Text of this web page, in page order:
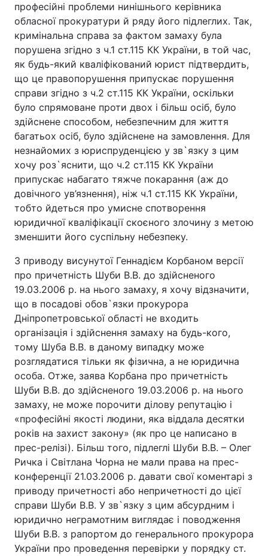
професійні проблеми нинішнього керівника
обласної прокуратури й ряду його підлеглих. Так,
кримінальна справа за фактом замаху була
порушена згідно з ч.1 ст.115 КК України, в той час,
як будь-який кваліфікований юрист підтвердить,
що це правопорушення припускає порушення
справи згідно з ч.2 ст.115 КК України, оскільки
було спрямоване проти двох і більш осіб, було
здійснене способом, небезпечним для життя
багатьох осіб, було здійснене на замовлення. Для
незнайомих з юриспруденцією у зв`язку з цим
хочу роз`яснити, що ч.2 ст.115 КК України
припускає набагато тяжче покарання (аж до
довічного ув’язнення), ніж ч.1 ст.115 КК України,
тобто йдеться про умисне спотворення
юридичної кваліфікації скоєного злочину з метою
зменшити його суспільну небезпеку.
З приводу висунутої Геннадієм Корбаном версії
про причетність Шуби В.В. до здійсненого
19.03.2006 р. на нього замаху, я хочу відзначити,
що в посадові обов`язки прокурора
Дніпропетровської області не входить
організація і здійснення замаху на будь-кого,
тому Шуба В.В. в даному випадку може
розглядатися тільки як фізична, а не юридична
особа. Отже, заява Корбана про причетність
Шуби В.В. до здійсненого 19.03.2006 р. на нього
замаху, не може порочити ділову репутацію і
«професійні якості людини, яка віддала десятки
років на захист закону» (як про це написано в
прес-релізі). Більш того, підлеглі Шуби В.В. – Олег
Ричка і Світлана Чорна не мали права на прес-
конференції 21.03.2006 р. давати свої коментарі з
приводу причетності або непричетності до цієї
справи Шуби В.В. У зв`язку з цим абсурдним і
юридично неграмотним виглядає і поводження
Шуби В.В. з рапортом до генерального прокурора
України про проведення перевірки у порядку ст.